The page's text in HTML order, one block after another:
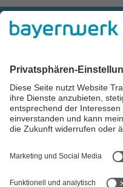
Alle Preise inkl. gesetzl.
ggf.
UStG
Ausweis der
wiederaufbereitete